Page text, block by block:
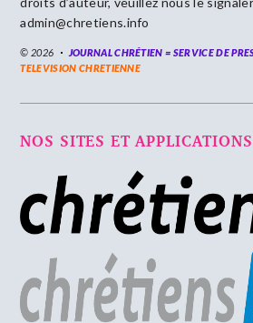
admin@chretiens.info
© 2026 JOURNAL CHRÉTIEN = SERVICE DE
TELEVISION CHRETIENNE
NOS SITES ET APPLICATIONS